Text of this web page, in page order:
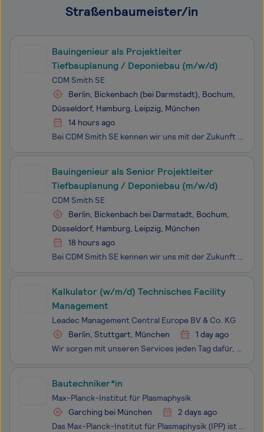
Straßenbaumeister/in
Bauingenieur als Projektleiter
Tiefbauplanung / Deponiebau (m/w/d)
CDM Smith SE
Berlin, Bickenbach (bei Darmstadt), Bochum,
Düsseldorf, Hamburg, Leipzig, München
14 hours ago
Bei CDM Smith SE kennen wir uns mit der Zukunft aus. Da die Welt vor neuen Umwelt- und Infrastrukturfragen steht, entwickeln wir bahnbrechende Lösungen, um die Landschaft in den Bereichen Wasser, Energie und Transport zu gestalten.Wir nutzen erneuerbare Ressourcen, nachhaltige Verfahren und neuartig
Bauingenieur als Senior Projektleiter
Tiefbauplanung / Deponiebau (m/w/d)
CDM Smith SE
Berlin, Bickenbach bei Darmstadt, Bochum,
Düsseldorf, Hamburg, Leipzig, München
18 hours ago
Bei CDM Smith SE kennen wir uns mit der Zukunft aus. Da die Welt vor neuen Umwelt- und Infrastrukturfragen steht, entwickeln wir bahnbrechende Lösungen, um die Landschaft in den Bereichen Wasser, Energie und Transport zu gestalten.Wir nutzen erneuerbare Ressourcen, nachhaltige Verfahren und neuartig
Kalkulator (w/m/d) Technisches Facility
Management
Leadec Management Central Europe BV & Co. KG
Berlin, Stuttgart, München
1 day ago
Wir sorgen mit unseren Services jeden Tag dafür, dass in der Produktion unserer Kunden auf der ganzen Welt alles rund läuft. Dabei denken wir in Lösungen und optimieren entlang des gesamten Prozesses - von der Planung bis zur Instandhaltung, Modernisierung und Digitalisierung. Als Servicespezialist
Bautechniker*in
Max-Planck-Institut für Plasmaphysik
Garching bei München
2 days ago
Das Max-Planck-Institut für Plasmaphysik (IPP) ist ein weltweit herausragendes Zentrum für Fusions­forschung. Mit rund 1100 engagierten Mitarbeitenden in Garching bei München und Greifswald widmen wir uns der Erforschung der Grundlagen für Fusions­kraftwerke. Diese Kraftwerke erzeugen Energie ohne k